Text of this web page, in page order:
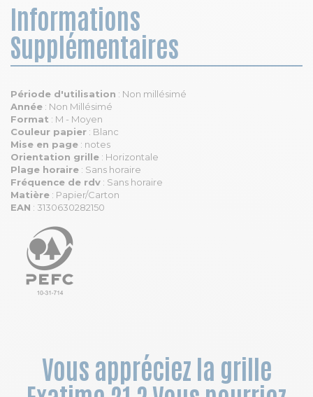
Informations
Supplémentaires
Période d'utilisation : Non millésimé
Année : Non Millésimé
Format : M - Moyen
Couleur papier : Blanc
Mise en page : notes
Orientation grille : Horizontale
Plage horaire : Sans horaire
Fréquence de rdv : Sans horaire
Matière : Papier/Carton
EAN : 3130630282150
Vous appréciez la grille